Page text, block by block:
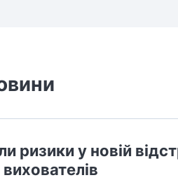
ризики у новій